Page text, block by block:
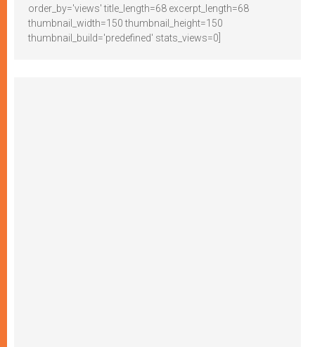
order_by='views' title_length=68 excerpt_length=68
thumbnail_width=150 thumbnail_height=150
thumbnail_build='predefined' stats_views=0]